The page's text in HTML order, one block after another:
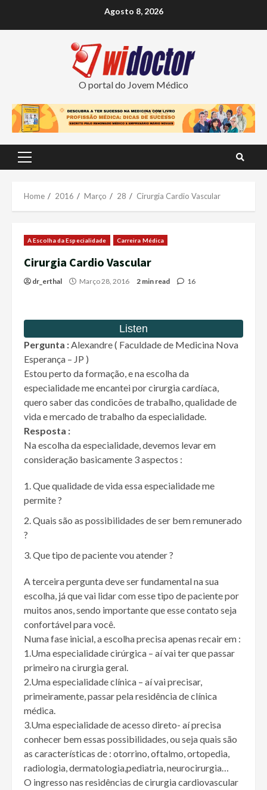
Agosto 8, 2026
O portal do Jovem Médico
Primary
Home 2016 Março 28 Cirurgia Cardio Vascular
A Escolha da Especialidade Carreira Médica
Cirurgia Cardio Vascular
dr_erthal Março 28, 2016 2 min read 16
Pergunta :Alexandre ( Faculdade de Medicina Nova
Esperança – JP )
Estou perto da formação, e na escolha da
especialidade me encantei por cirurgia cardíaca,
quero saber das condicões de trabalho, qualidade de
vida e mercado de trabalho da especialidade.
Resposta :
Na escolha da especialidade, devemos levar em
consideração basicamente 3 aspectos :
Que qualidade de vida essa especialidade me
permite ?
Quais são as possibilidades de ser bem remunerado
?
Que tipo de paciente vou atender ?
A terceira pergunta deve ser fundamental na sua
escolha, já que vai lidar com esse tipo de paciente por
muitos anos, sendo importante que esse contato seja
confortável para você.
Numa fase inicial, a escolha precisa apenas recair em :
1.Uma especialidade cirúrgica – aí vai ter que passar
primeiro na cirurgia geral.
2.Uma especialidade clínica – aí vai precisar,
primeiramente, passar pela residência de clínica
médica.
3.Uma especialidade de acesso direto- aí precisa
conhecer bem essas possibilidades, ou seja quais são
as características de : otorrino, oftalmo, ortopedia,
radiologia, dermatologia,pediatria, neurocirurgia…
O ingresso nas residências de cirurgia cardiovascular